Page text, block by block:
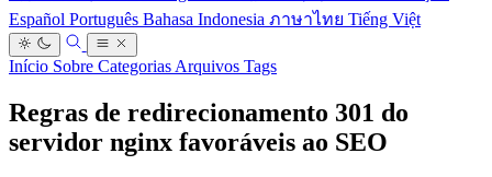
Español Português Bahasa Indonesia ภาษาไทย Tiếng Việt
Início Sobre Categorias Arquivos Tags
Regras de redirecionamento 301 do
servidor nginx favoráveis ao SEO